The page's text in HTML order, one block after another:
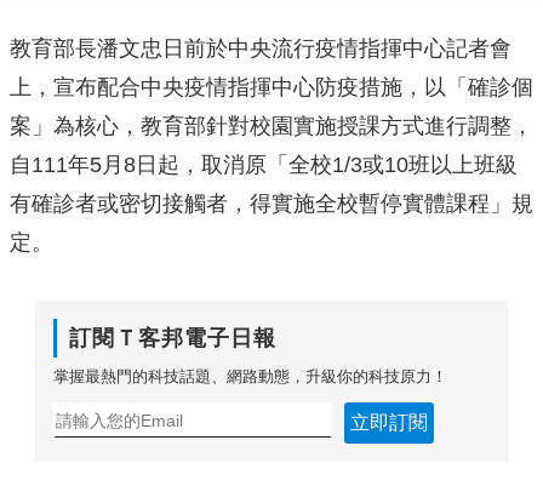
教育部長潘文忠日前於中央流行疫情指揮中心記者會
上，宣布配合中央疫情指揮中心防疫措施，以「確診個
案」為核心，教育部針對校園實施授課方式進行調整，
自111年5月8日起，取消原「全校1/3或10班以上班級
有確診者或密切接觸者，得實施全校暫停實體課程」規
定。
訂閱Ｔ客邦電子日報
掌握最熱門的科技話題、網路動態，升級你的科技原力！
立即訂閱